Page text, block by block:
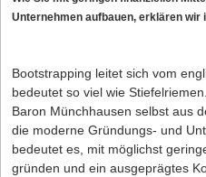
Unternehmen aufbauen, erklären wir
Bootstrapping leitet sich vom
bedeutet so viel wie
Baron Münchhausen selbst aus
die moderne Gründungs- und
bedeutet es, mit möglichst
gründen und ein ausgeprägtes